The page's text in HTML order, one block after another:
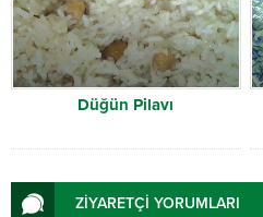
Düğün Pilavı
ZİYARETÇİ YORUMLARI